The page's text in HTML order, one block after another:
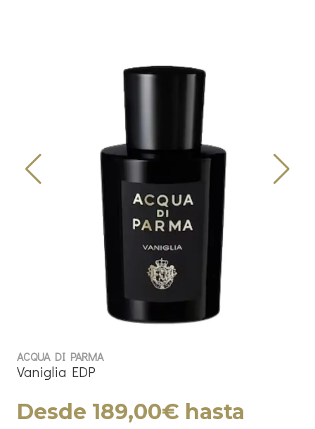
ACQUA DI PARMA
Vaniglia EDP
Desde 189,00€ hasta